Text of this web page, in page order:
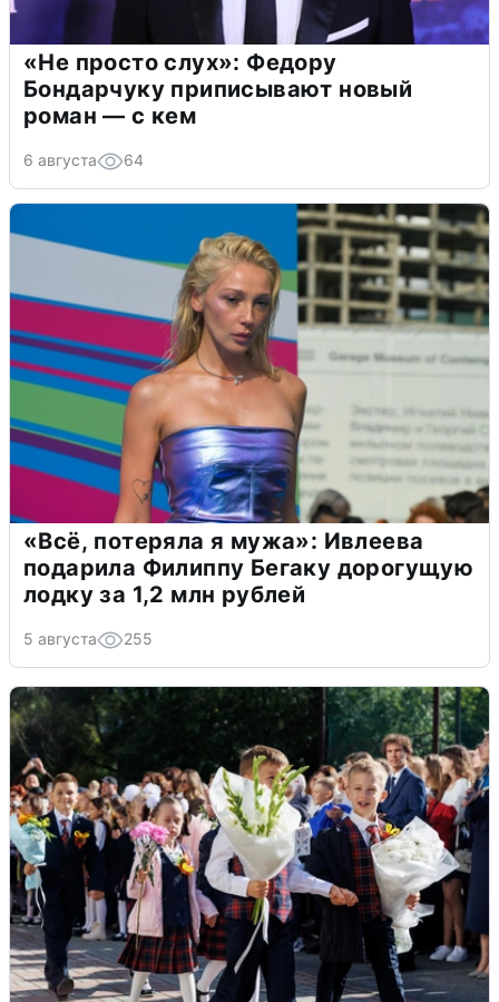
«Не просто слух»: Федору
Бондарчуку приписывают новый
роман — с кем
6 августа 64
«Всё, потеряла я мужа»: Ивлеева
подарила Филиппу Бегаку дорогущую
лодку за 1,2 млн рублей
5 августа 255